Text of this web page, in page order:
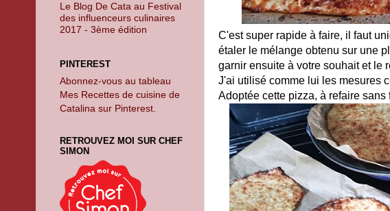
C'est super rapide à faire, il faut
étaler le mélange obtenu sur une
garnir ensuite à votre souhait et le
J'ai utilisé comme lui les mesures
Adoptée cette pizza, à refaire
Le Blog De Cata au Festival
des influenceurs culinaires
2017 - 3ème édition
PINTEREST
Abonnez-vous au tableau
Mes Recettes de cuisine de
Catalina sur Pinterest.
RETROUVEZ MOI SUR CHEF
SIMON